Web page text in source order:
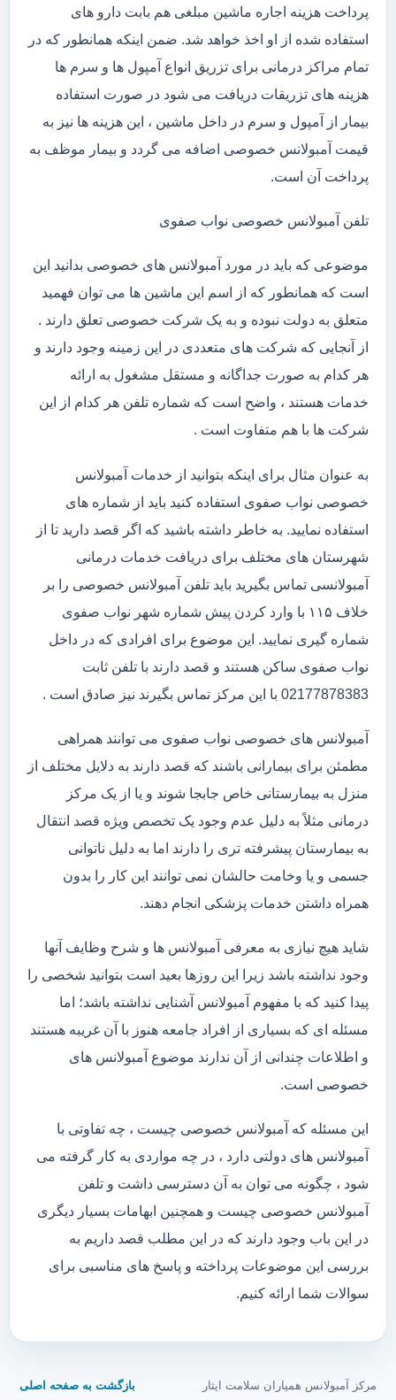
پرداخت هزینه اجاره ماشین مبلغی هم بابت دارو های
استفاده شده از او اخذ خواهد شد. ضمن اینکه همانطور که در
تمام مراکز درمانی برای تزریق انواع آمپول ها و سرم ها
هزینه های تزریقات دریافت می شود در صورت استفاده
بیمار از آمپول و سرم در داخل ماشین ، این هزینه ها نیز به
قیمت آمبولانس خصوصی اضافه می گردد و بیمار موظف به
پرداخت آن است.
تلفن آمبولانس خصوصی نواب صفوی
موضوعی که باید در مورد آمبولانس های خصوصی بدانید این
است که همانطور که از اسم این ماشین ها می توان فهمید
متعلق به دولت نبوده و به یک شرکت خصوصی تعلق دارند .
از آنجایی که شرکت های متعددی در این زمینه وجود دارند و
هر کدام به صورت جداگانه و مستقل مشغول به ارائه
خدمات هستند ، واضح است که شماره تلفن هر کدام از این
شرکت ها با هم متفاوت است .
به عنوان مثال برای اینکه بتوانید از خدمات آمبولانس
خصوصی نواب صفوی استفاده کنید باید از شماره های
استفاده نمایید. به خاطر داشته باشید که اگر قصد دارید تا از
شهرستان های مختلف برای دریافت خدمات درمانی
آمبولانسی تماس بگیرید باید تلفن آمبولانس خصوصی را بر
خلاف ۱۱۵ با وارد کردن پیش شماره شهر نواب صفوی
شماره گیری نمایید. این موضوع برای افرادی که در داخل
نواب صفوی ساکن هستند و قصد دارند با تلفن ثابت
02177878383 با این مرکز تماس بگیرند نیز صادق است .
آمبولانس های خصوصی نواب صفوی می توانند همراهی
مطمئن برای بیمارانی باشند که قصد دارند به دلایل مختلف از
منزل به بیمارستانی خاص جابجا شوند و یا از یک مرکز
درمانی مثلاً به دلیل عدم وجود یک تخصص ویژه قصد انتقال
به بیمارستان پیشرفته تری را دارند اما به دلیل ناتوانی
جسمی و یا وخامت حالشان نمی توانند این کار را بدون
همراه داشتن خدمات پزشکی انجام دهند.
شاید هیچ نیازی به معرفی آمبولانس ها و شرح وظایف آنها
وجود نداشته باشد زیرا این روزها بعید است بتوانید شخصی را
پیدا کنید که با مفهوم آمبولانس آشنایی نداشته باشد؛ اما
مسئله ای که بسیاری از افراد جامعه هنوز با آن غریبه هستند
و اطلاعات چندانی از آن ندارند موضوع آمبولانس های
خصوصی است.
این مسئله که آمبولانس خصوصی چیست ، چه تفاوتی با
آمبولانس های دولتی دارد ، در چه مواردی به کار گرفته می
شود ، چگونه می توان به آن دسترسی داشت و تلفن
آمبولانس خصوصی چیست و همچنین ابهامات بسیار دیگری
در این باب وجود دارند که در این مطلب قصد داریم به
بررسی این موضوعات پرداخته و پاسخ های مناسبی برای
سوالات شما ارائه کنیم.
مرکز آمبولانس همیاران سلامت ایثار بازگشت به صفحه اصلی